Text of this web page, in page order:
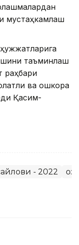
мустаҳкамлаш
таъминлаш
раҳбари
ва ошкора
Қасим-
- 2022